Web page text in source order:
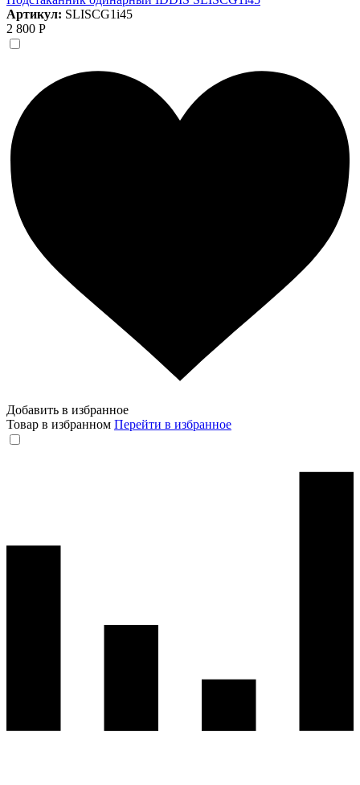
Артикул: SLISCG1i45
2 800 Р
Добавить в избранное
Товар в избранном Перейти в избранное